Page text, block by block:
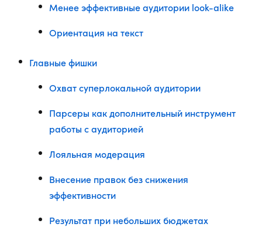
Менее эффективные аудитории look-alike
Ориентация на текст
Главные фишки
Охват суперлокальной аудитории
Парсеры как дополнительный инструмент
работы с аудиторией
Лояльная модерация
Внесение правок без снижения
эффективности
Результат при небольших бюджетах